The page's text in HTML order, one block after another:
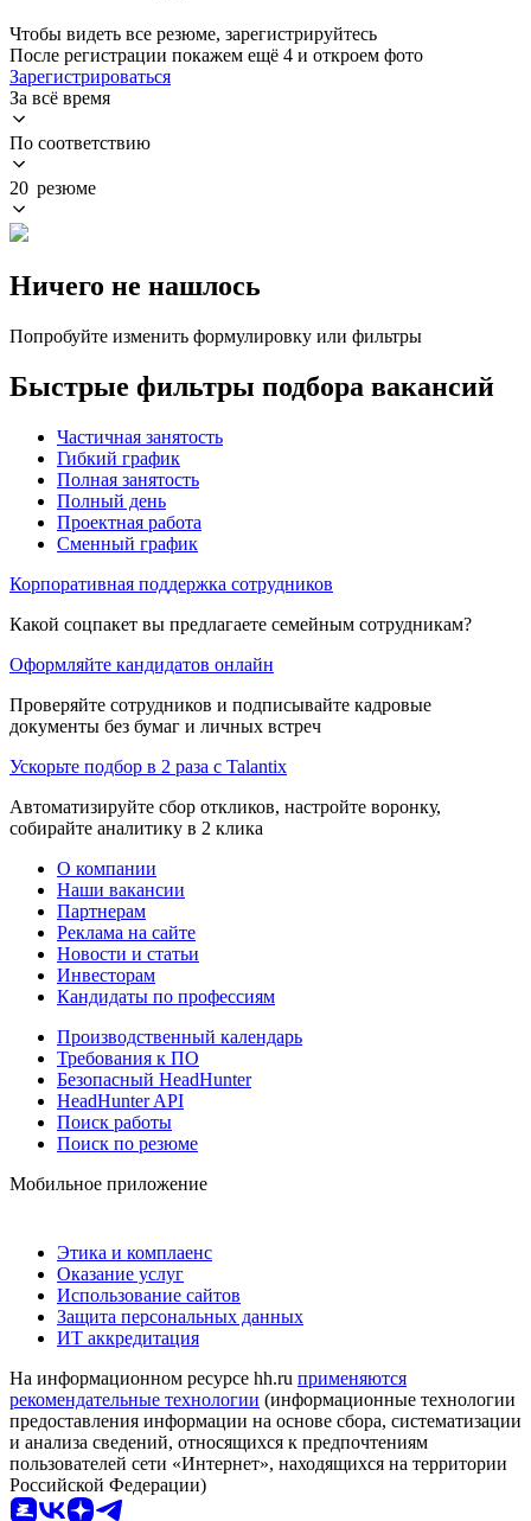
Чтобы видеть все резюме, зарегистрируйтесь
После регистрации покажем ещё 4 и откроем фото
Зарегистрироваться
За всё время
По соответствию
20 резюме
Ничего не нашлось
Попробуйте изменить формулировку или фильтры
Быстрые фильтры подбора вакансий
Частичная занятость
Гибкий график
Полная занятость
Полный день
Проектная работа
Сменный график
Корпоративная поддержка сотрудников
Какой соцпакет вы предлагаете семейным сотрудникам?
Оформляйте кандидатов онлайн
Проверяйте сотрудников и подписывайте кадровые
документы без бумаг и личных встреч
Ускорьте подбор в 2 раза с Talantix
Автоматизируйте сбор откликов, настройте воронку,
собирайте аналитику в 2 клика
О компании
Наши вакансии
Партнерам
Реклама на сайте
Новости и статьи
Инвесторам
Кандидаты по профессиям
Производственный календарь
Требования к ПО
Безопасный HeadHunter
HeadHunter API
Поиск работы
Поиск по резюме
Мобильное приложение
Этика и комплаенс
Оказание услуг
Использование сайтов
Защита персональных данных
ИТ аккредитация
На информационном ресурсе hh.ru применяются
рекомендательные технологии (информационные технологии
предоставления информации на основе сбора, систематизации
и анализа сведений, относящихся к предпочтениям
пользователей сети «Интернет», находящихся на территории
Российской Федерации)